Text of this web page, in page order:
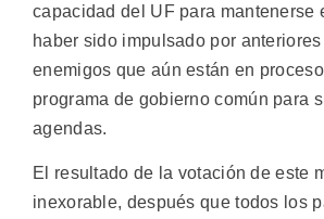
capacidad del UF para mantenerse
haber sido impulsado por
enemigos que aún están en
programa de gobierno común para
agendas.
El resultado de la votación de este
inexorable, después que todos los